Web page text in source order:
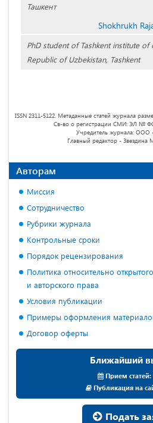
Ташкент
Shokhrukh
PhD student of Tashkent institute of
Republic of Uzbekistan, Tashkent
ISSN 2311-5122. Метаданные статей журнала
Св-во о регистрации СМИ: ЭЛ №
Учредитель журнала: ООО
Главный редактор -
Авторам
Миссия
Сотрудничество
Рубрики журнала
Контрольные сроки
Порядок рецензирования
Политика относительно
и авторского права
Условия публикации
Примеры оформления
Договор оферты
Ближайший
Прием статей:
Публикация на
Подать